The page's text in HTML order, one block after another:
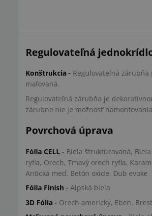
Regulovateľná
Konštrukcia - Regulovateľná zárubňa
maľovaná.
Regulovateľná zárubňa je
zárubne nie je možnosť
Povrchová úprava
Fólia CELL - Biela štruktúrovaná,
ryfla, Orech, Tmavý orech ryfla,
Antická meď, Betón oxide, Dub evoke
Fólia Finish - Alpská biela
3D Fólia - Orech americký, Eben,